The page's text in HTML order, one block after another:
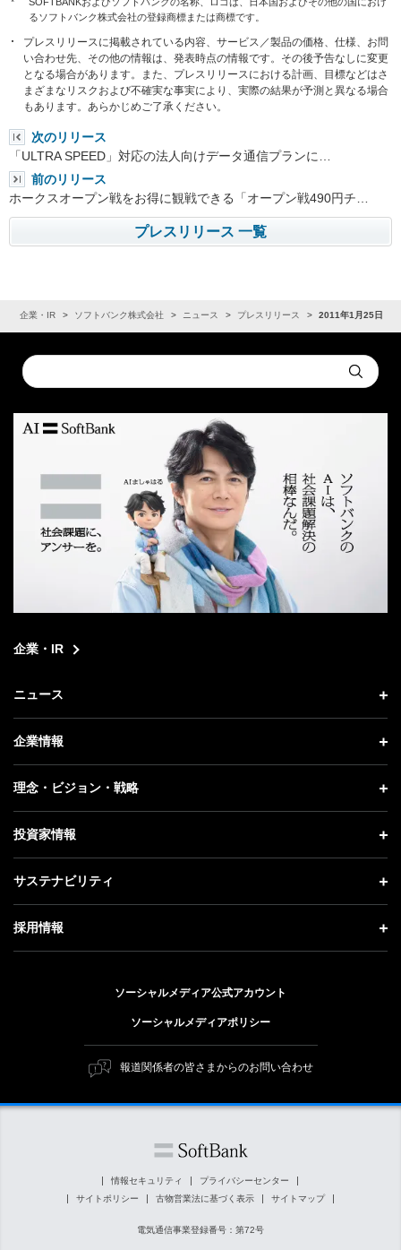
るソフトバンク株式会社の登録商標または商標です。
プレスリリースに掲載されている内容、サービス／製品の価格、仕様、お問
い合わせ先、その他の情報は、発表時点の情報です。その後予告なしに変更
となる場合があります。また、プレスリリースにおける計画、目標などはさ
まざまなリスクおよび不確実な事実により、実際の結果が予測と異なる場合
もあります。あらかじめご了承ください。
次のリリース
「ULTRA SPEED」対応の法人向けデータ通信プランに…
前のリリース
ホークスオープン戦をお得に観戦できる「オープン戦490円チ…
プレスリリース 一覧
企業・IR ソフトバンク株式会社 ニュース プレスリリース 2011年1月25日
Conduct
a
Submit
企業・IR
ニュース
ニュース トップ
プレスリリース
更新情報
記者説明会
企業情報
企業情報 トップ
社長メッセージ
事業紹介
ガバナンス
理念・ビジョン・戦略
理念・ビジョン・戦略 トップ
成長戦略「Activate AI for Society」
人材戦略
投資家情報
投資家情報 トップ
経営方針
個人投資家の皆さまへ
株式と社債について
サステナビリティ
サステナビリティ トップ
トップメッセージ
ESG方針・体制
マテリアリティ（重要課題）
ESGの主な取り組み
外部評価・イニシアチブ
採用情報
障がい者採用
ソフトバンク クルー採用
ソーシャルメディア公式アカウント
ソーシャルメディアポリシー
報道関係者の皆さまからのお問い合わせ
情報セキュリティ
プライバシーセンター
サイトポリシー
古物営業法に基づく表示 サイトマップ
電気通信事業登録番号：第72号